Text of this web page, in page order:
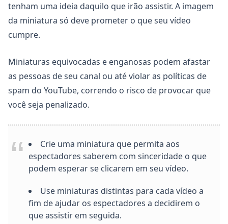
tenham uma ideia daquilo que irão assistir. A imagem
da miniatura só deve prometer o que seu vídeo
cumpre.
Miniaturas equivocadas e enganosas podem afastar
as pessoas de seu canal ou até violar as políticas de
spam do YouTube, correndo o risco de provocar que
você seja penalizado.
Crie uma miniatura que permita aos
espectadores saberem com sinceridade o que
podem esperar se clicarem em seu vídeo.
Use miniaturas distintas para cada vídeo a
fim de ajudar os espectadores a decidirem o
que assistir em seguida.
Copiar